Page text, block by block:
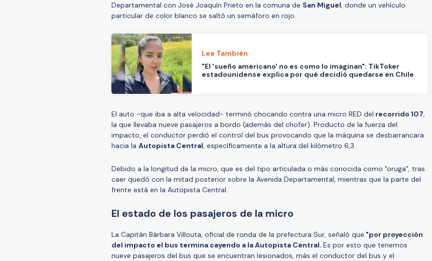
Departamental con José Joaquín Prieto en la comuna de San Miguel, donde un vehículo
particular de color blanco se saltó un semáforo en rojo.
Lee También
"El 'sueño americano' no es como lo imaginan": TikToker
estadounidense explica por qué decidió quedarse en Chile
El auto -que iba a alta velocidad- terminó chocando contra una micro RED del recorrido 107,
la que llevaba nueve pasajeros a bordo (además del chofer). Producto de la fuerza del
impacto, el conductor perdió el control del bus provocando que la máquina se desbarrancara
hacia la Autopista Central, específicamente a la altura del kilómetro 6,3.
Debido a la longitud de la micro, que es del tipo articulada o más conocida como "oruga", tras
caer quedó con la mitad posterior sobre la Avenida Departamental, mientras que la parte del
frente está en la Autopista Central.
El estado de los pasajeros de la micro
La Capitán Bárbara Villouta, oficial de ronda de la prefectura Sur, señaló que "por proyección
del impacto el bus termina cayendo a la Autopista Central. Es por esto que tenemos
nueve pasajeros del bus que se encuentran lesionados, más el conductor del bus y el